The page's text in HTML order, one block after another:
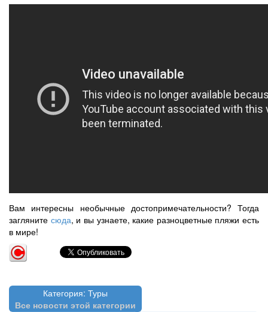
Вам интересны необычные достопримечательности? Тогда
загляните сюда, и вы узнаете, какие разноцветные пляжи есть
в мире!
Категория: Туры
Все новости этой категории